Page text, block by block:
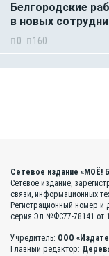
Белгородские
в новых
0 160
Сетевое издание «МОЁ!
Сетевое издание,
связи, информационных
Регистрационный номер и
серия Эл №ФС77-78141 от
Учредитель: ООО
Главный редактор: